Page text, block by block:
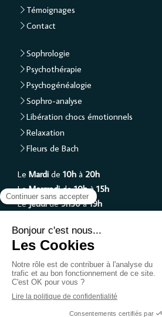
Témoignages
Contact
Sophrologie
Psychothérapie
Psychogénéalogie
Sophro-analyse
Libération chocs émotionnels
Relaxation
Fleurs de Bach
Le Mardi de 10h à 20h
LeMercredide10hà15h
LeJeudide9h30à19h
LeSamedide 10hà14h
Plan du site
Mentions légales
Création et référencement du site par Simplébo